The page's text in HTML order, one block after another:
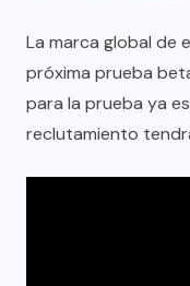
La marca global de
próxima prueba
para la prueba ya
reclutamiento